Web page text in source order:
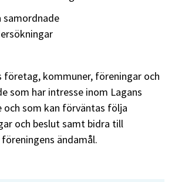
företag, kommuner, föreningar och
som har intresse inom Lagans
och som kan förväntas följa
och beslut samt bidra till
ändamål.